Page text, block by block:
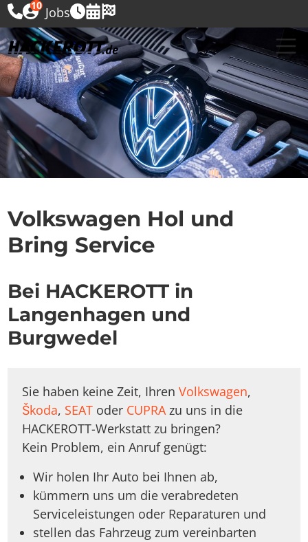
10 Jobs
Volkswagen Hol und
Bring Service
Bei HACKEROTT in
Langenhagen und
Burgwedel
Sie haben keine Zeit, Ihren Volkswagen,
Škoda, SEAToder CUPRAzu uns in die
HACKEROTT-Werkstatt zu bringen?
Kein Problem, ein Anruf genügt:
Wir holen Ihr Auto bei Ihnen ab,
kümmern uns um die verabredeten
Serviceleistungen oder Reparaturen und
stellen das Fahrzeug zum vereinbarten